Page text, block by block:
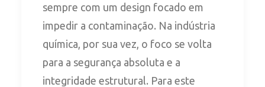
sempre com um design focado em
impedir a contaminação. Na indústria
química, por sua vez, o foco se volta
para a segurança absoluta e a
integridade estrutural. Para este